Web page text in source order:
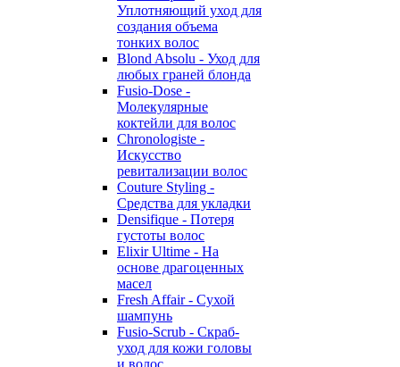
Уплотняющий уход для
создания объема
тонких волос
Blond Absolu - Уход для
любых граней блонда
Fusio-Dose -
Молекулярные
коктейли для волос
Chronologiste -
Искусство
ревитализации волос
Couture Styling -
Средства для укладки
Densifique - Потеря
густоты волос
Elixir Ultime - На
основе драгоценных
масел
Fresh Affair - Сухой
шампунь
Fusio-Scrub - Скраб-
уход для кожи головы
и волос